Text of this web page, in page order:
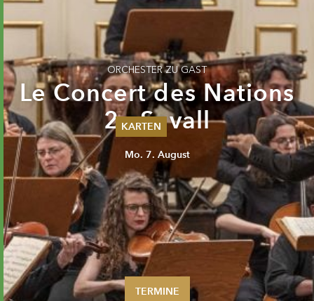
KARTEN
Sommer 2026
Pfingsten 2026
Abonnements
Karteninformation
Gutscheine
ORCHESTER ZU GAST
Le Concert des Nations
2 · Savall
Mo. 7. August
TERMINE